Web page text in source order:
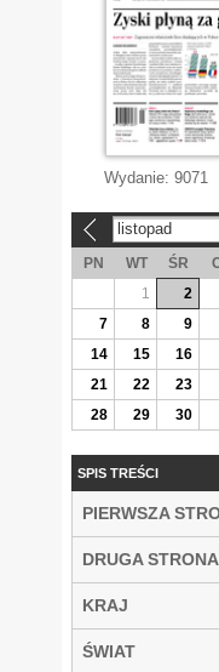
Wydanie: 9071
listopad
PN WT ŚR
1
2
7
8 9
14
15 16
21
22 23
28
29 30
SPIS TREŚCI
PIERWSZA
DRUGA STRONA
KRAJ
ŚWIAT